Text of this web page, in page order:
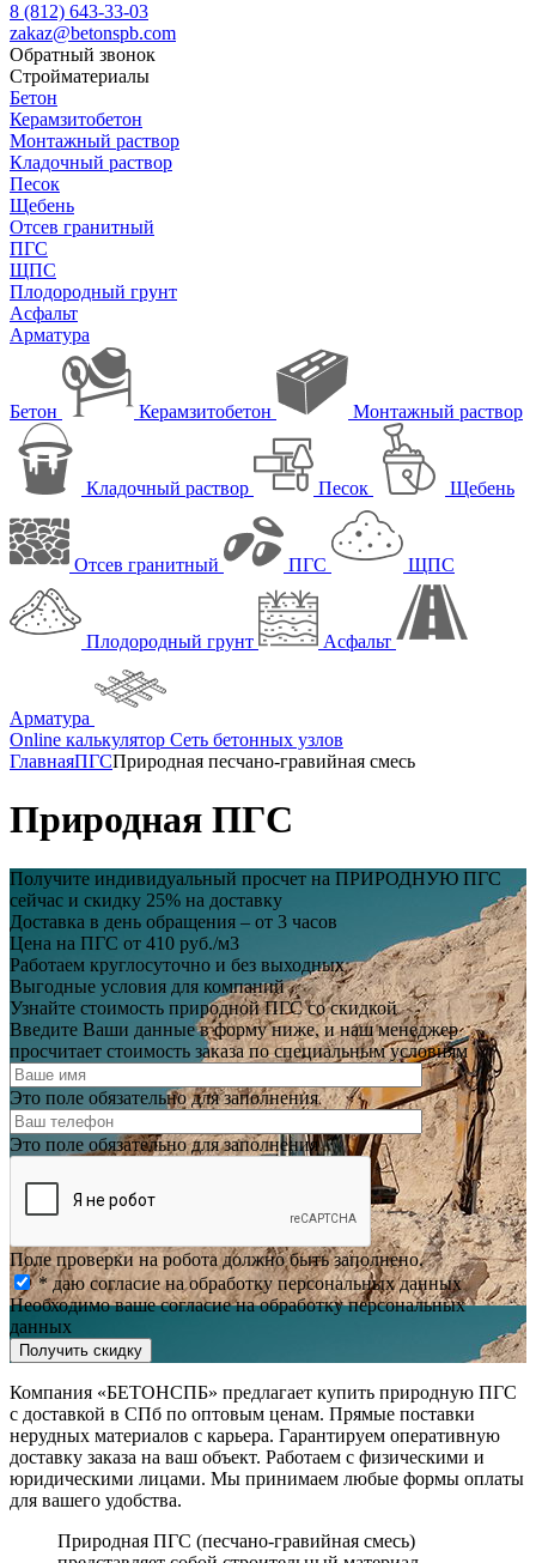
8 (812) 643-33-03
zakaz@betonspb.com
Обратный звонок
Стройматериалы
Бетон
Керамзитобетон
Монтажный раствор
Кладочный раствор
Песок
Щебень
Отсев гранитный
ПГС
ЩПС
Плодородный грунт
Асфальт
Арматура
Бетон Керамзитобетон Монтажный раствор
Кладочный раствор Песок Щебень
Отсев гранитный ПГС ЩПС
Плодородный грунт Асфальт
Арматура
Online калькулятор Сеть бетонных узлов
ГлавнаяПГСПриродная песчано-гравийная смесь
Природная ПГС
Получите индивидуальный просчет на ПРИРОДНУЮ ПГС
сейчас и скидку 25% на доставку
Доставка в день обращения – от 3 часов
Цена на ПГС от 410 руб./м3
Работаем круглосуточно и без выходных
Выгодные условия для компаний
Узнайте стоимость природной ПГС со скидкой
Введите Ваши данные в форму ниже, и наш менеджер
просчитает стоимость заказа по специальным условиям
Это поле обязательно для заполнения
Это поле обязательно для заполнения
Поле проверки на робота должно быть заполнено.
* даю согласие на обработку персональных данных
Необходимо ваше согласие на обработку персональных
данных
Получить скидку
Компания «БЕТОНСПБ» предлагает купить природную ПГС
с доставкой в СПб по оптовым ценам. Прямые поставки
нерудных материалов с карьера. Гарантируем оперативную
доставку заказа на ваш объект. Работаем с физическими и
юридическими лицами. Мы принимаем любые формы оплаты
для вашего удобства.
Природная ПГС (песчано-гравийная смесь)